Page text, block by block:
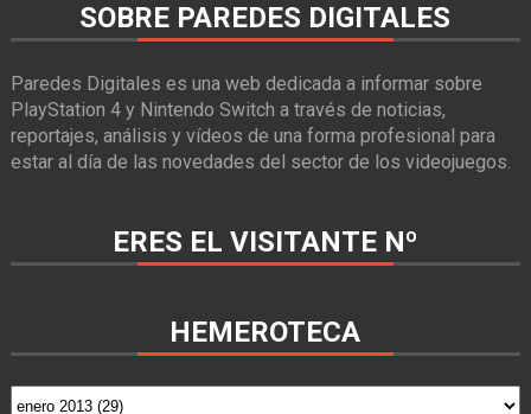
SOBRE PAREDES DIGITALES
Paredes Digitales es una web dedicada a informar sobre
PlayStation 4 y Nintendo Switch a través de noticias,
reportajes, análisis y vídeos de una forma profesional para
estar al día de las novedades del sector de los videojuegos.
ERES EL VISITANTE Nº
HEMEROTECA